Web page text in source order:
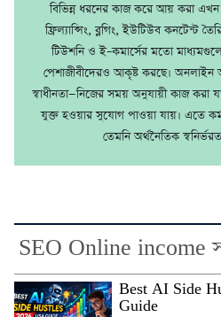
বিভিন্ন ধরনের কাজ করে আয় করা
ফ্রিল্যান্সিং, ব্লগিং, ইউটিউব কনটেন্ট
টিউশনি ও ই–কমার্সের মতো
পেশাজীবীদেরও আকৃষ্ট করছে।
স্বাধীনতা—নিজের সময় অনুযায়ী কাজ করা
যুক্ত হওয়ার সুযোগ পাওয়া যায়। এতে
তেমনি অর্থনৈতিক
SEO Online income
Best AI Side
Guide